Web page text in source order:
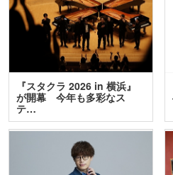
『スタクラ 2026 in 横浜』
が開幕 今年も多彩なス
テ…